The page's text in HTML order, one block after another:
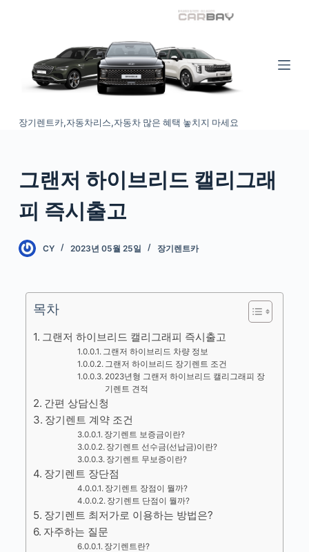
c
n
장기렌트카,자동차리스,자동차 많은 혜택 놓치지 마세요
그랜저 하이브리드 캘리그래
피 즉시출고
CY 2023년 05월 25일 장기렌트카
목차
그랜저 하이브리드 캘리그래피 즉시출고
그랜저 하이브리드 차량 정보
그랜저 하이브리드 장기렌트 조건
2023년형 그랜저 하이브리드 캘리그래피 장
기렌트 견적
간편 상담신청
장기렌트 계약 조건
장기렌트 보증금이란?
장기렌트 선수금(선납금)이란?
장기렌트 무보증이란?
장기렌트 장단점
장기렌트 장점이 뭘까?
장기렌트 단점이 뭘까?
장기렌트 최저가로 이용하는 방법은?
자주하는 질문
장기렌트란?